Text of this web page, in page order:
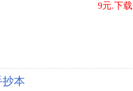
9元.下载
本